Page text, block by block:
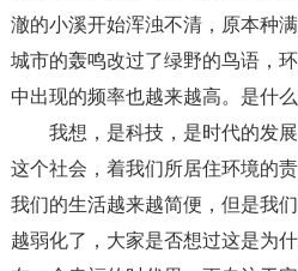
澈的小溪开始浑浊不清，原本种
城市的轰鸣改过了绿野的鸟语，
中出现的频率也越来越高。是什
我想，是科技，是时代的发
这个社会，着我们所居住环境的
我们的生活越来越简便，但是我
越弱化了，大家是否想过这是为